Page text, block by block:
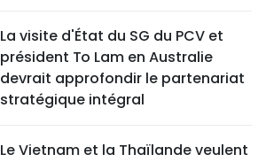
La visite d'État du SG du PCV et
président To Lam en Australie
devrait approfondir le partenariat
stratégique intégral
Le Vietnam et la Thaïlande veulent